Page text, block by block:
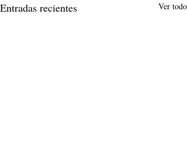
Entradas recientes Ver todo